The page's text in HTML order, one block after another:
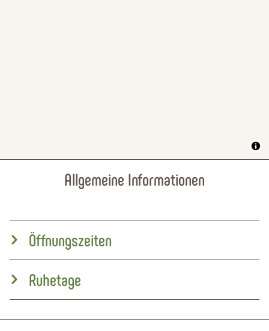
Allgemeine Informationen
Öffnungszeiten
Ruhetage